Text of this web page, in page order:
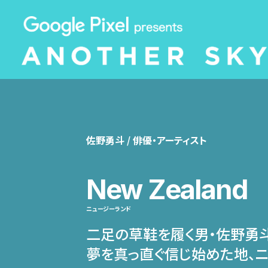
佐野勇斗 / 俳優・アーティスト
New Zealand
ニュージーランド
二足の草鞋を履く男・佐野勇
夢を真っ直ぐ信じ始めた地、